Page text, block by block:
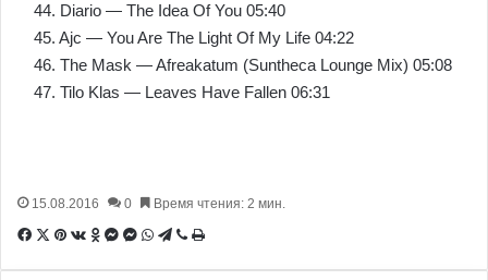
44. Diario — The Idea Of You 05:40
45. Ajc — You Are The Light Of My Life 04:22
46. The Mask — Afreakatum (Suntheca Lounge Mix) 05:08
47. Tilo Klas — Leaves Have Fallen 06:31
15.08.2016 0 Время чтения: 2 мин.
Facebook
X Pinterest
Вконтакте
Одноклассники
Messenger
Messenger
WhatsApp
Telegram
ViberПечатать